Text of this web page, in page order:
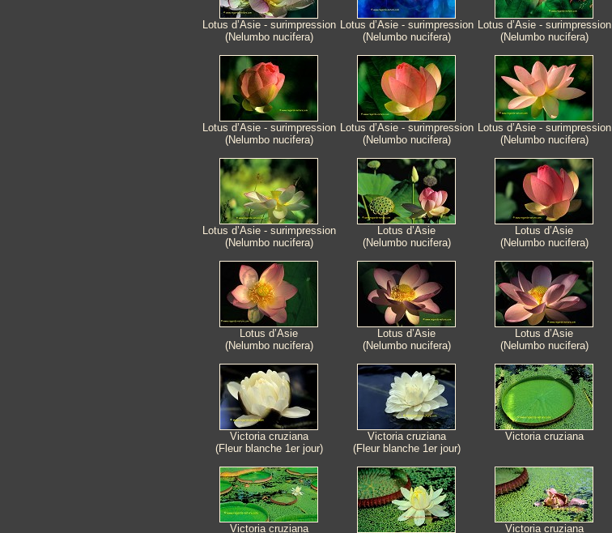
Lotus d’Asie - surimpression
(Nelumbo nucifera)
Lotus d’Asie - surimpression
(Nelumbo nucifera)
Lotus d’Asie - surimpression
(Nelumbo nucifera)
Lotus d’Asie - surimpression
(Nelumbo nucifera)
Lotus d’Asie - surimpression
(Nelumbo nucifera)
Lotus d’Asie - surimpression
(Nelumbo nucifera)
Lotus d’Asie - surimpression
(Nelumbo nucifera)
Lotus d’Asie
(Nelumbo nucifera)
Lotus d’Asie
(Nelumbo nucifera)
Lotus d’Asie
(Nelumbo nucifera)
Lotus d’Asie
(Nelumbo nucifera)
Lotus d’Asie
(Nelumbo nucifera)
Victoria cruziana
(Fleur blanche 1er jour)
Victoria cruziana
(Fleur blanche 1er jour)
Victoria cruziana
Victoria cruziana Victoria cruziana